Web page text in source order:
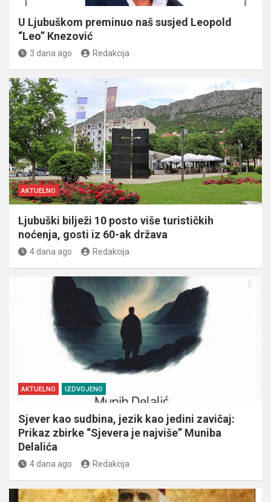
U Ljubuškom preminuo naš susjed Leopold
“Leo” Knezović
3 dana ago Redakcija
AKTUELNO
Ljubuški bilježi 10 posto više turističkih
noćenja, gosti iz 60-ak država
4 dana ago Redakcija
AKTUELNO IZDVOJENO
Sjever kao sudbina, jezik kao jedini zavičaj:
Prikaz zbirke “Sjevera je najviše” Muniba
Delalića
4 dana ago Redakcija